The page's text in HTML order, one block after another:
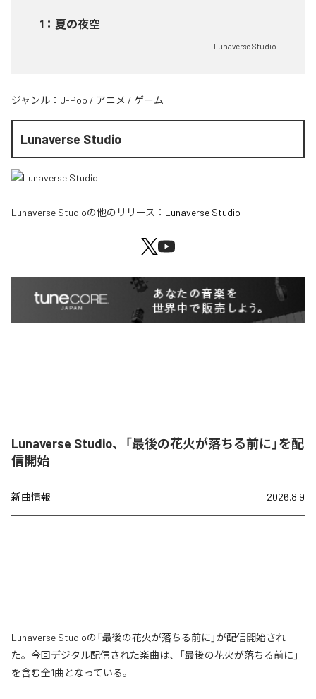
1 ： 夏の夜空
Lunaverse Studio
ジャンル： J-Pop / アニメ / ゲーム
Lunaverse Studio
Lunaverse Studioの他のリリース： Lunaverse Studio
Lunaverse Studio、「最後の花火が落ちる前に」を配
信開始
新曲情報 2026.8.9
Lunaverse Studioの「最後の花火が落ちる前に」が配信開始され
た。今回デジタル配信された楽曲は、「最後の花火が落ちる前に」
を含む全1曲となっている。